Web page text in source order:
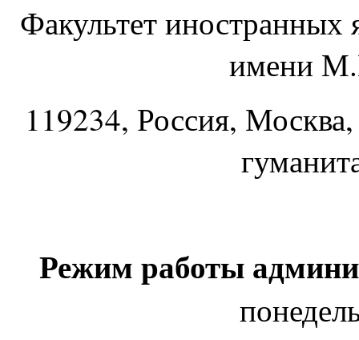
Факультет
имени
119234, Россия,
Режим работы